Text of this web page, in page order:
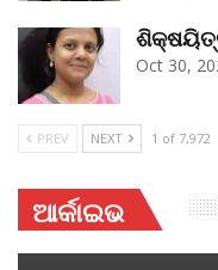
Oct 30,
PREV NEXT 1 of 7,972
ଆର୍କାଇଭ